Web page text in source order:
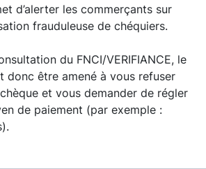
d’alerter les commerçants sur
frauduleuse de chéquiers.
du FNCI/VERIFIANCE, le
donc être amené à vous refuser
et vous demander de régler
de paiement (par exemple :